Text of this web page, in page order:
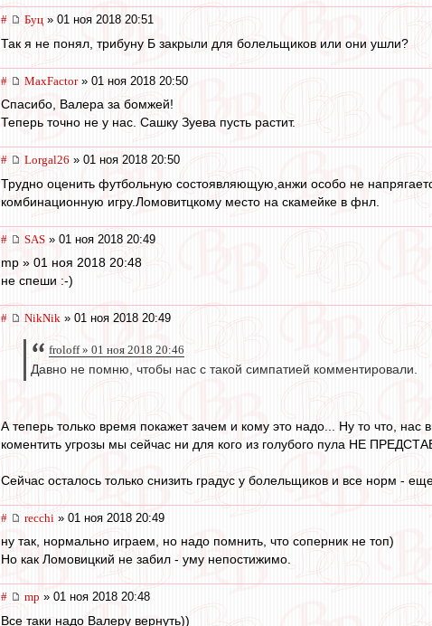
# Буц » 01 ноя 2018 20:51
Так я не понял, трибуну Б закрыли для болельщиков или они ушли?
# MaxFactor» 01 ноя 2018 20:50
Спасибо, Валера за бомжей!
Теперь точно не у нас. Сашку Зуева пусть растит.
# Lorgal26 » 01 ноя 2018 20:50
Трудно оценить футбольную состоявляющую,анжи особо не
комбинационную игру.Ломовитцкому место на скамейке в фнл.
# SAS » 01 ноя 2018 20:49
mp » 01 ноя 2018 20:48
не спеши :-)
# NikNik » 01 ноя 2018 20:49
froloff » 01 ноя 2018 20:46
Давно не помню, чтобы нас с такой симпатией комментировали.
А теперь только время покажет зачем и кому это надо... Ну то что,
коментить угрозы мы сейчас ни для кого из голубого пула НЕ
Сейчас осталось только снизить градус у болельщиков и все норм - еще
# recchi » 01 ноя 2018 20:49
ну так, нормально играем, но надо помнить, что соперник не топ)
Но как Ломовицкий не забил - уму непостижимо.
# mp » 01 ноя 2018 20:48
Все таки надо Валеру вернуть))